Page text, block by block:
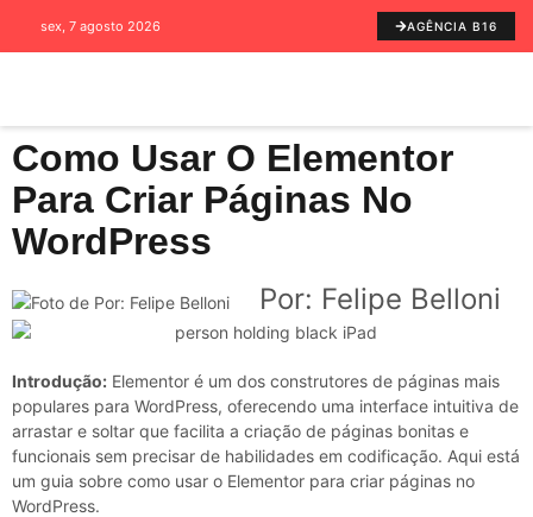
sex, 7 agosto 2026 AGÊNCIA B16
Como Usar O Elementor
Para Criar Páginas No
WordPress
Por: Felipe Belloni
Introdução: Elementor é um dos construtores de páginas mais
populares para WordPress, oferecendo uma interface intuitiva de
arrastar e soltar que facilita a criação de páginas bonitas e
funcionais sem precisar de habilidades em codificação. Aqui está
um guia sobre como usar o Elementor para criar páginas no
WordPress.